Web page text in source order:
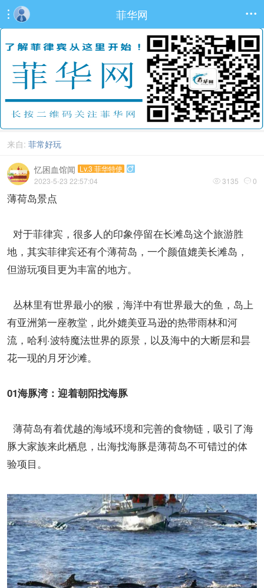
 菲华网 
来自: 菲常好玩
忆困血馆闻 Lv.3 菲华特使 
 3135  0
2023-5-23 22:57:04
薄荷岛景点
对于菲律宾，很多人的印象停留在长滩岛这个旅游胜
地，其实菲律宾还有个薄荷岛，一个颜值媲美长滩岛，
但游玩项目更为丰富的地方。
丛林里有世界最小的猴，海洋中有世界最大的鱼，岛上
有亚洲第一座教堂，此外媲美亚马逊的热带雨林和河
流，哈利·波特魔法世界的原景，以及海中的大断层和昙
花一现的月牙沙滩。
01海豚湾：迎着朝阳找海豚
薄荷岛有着优越的海域环境和完善的食物链，吸引了海
豚大家族来此栖息，出海找海豚是薄荷岛不可错过的体
验项目。